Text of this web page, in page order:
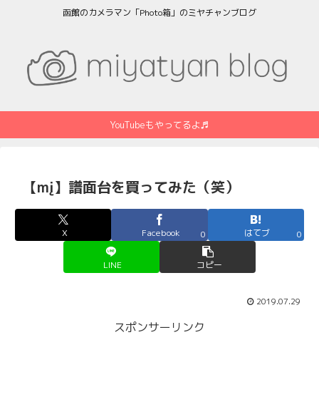
函館のカメラマン「Photo箱」のミヤチャンブログ
YouTubeもやってるよ♬
【mį】譜面台を買ってみた（笑）
X Facebook 0 はてブ 0
LINE コピー
2019.07.29
スポンサーリンク